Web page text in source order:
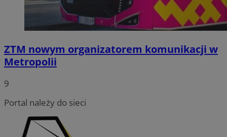
ZTM nowym organizatorem komunikacji w
Metropolii
9
Portal należy do sieci